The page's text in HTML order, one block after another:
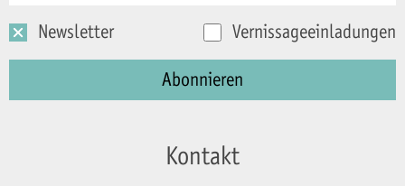
Newsletter Vernissageeinladungen
Kontakt